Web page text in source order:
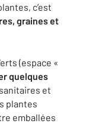
c’est
graines et
(espace «
quelques
et
plantes
emballées